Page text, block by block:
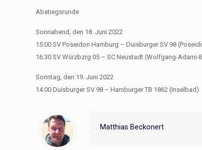
Abstiegsrunde
Sonnabend, den 18. Juni 2022
15:00 SV Poseidon Hamburg – Duisburger SV 98
16:30 SV Würzbzrg 05 – SC Neustadt (Wolfgang-Adami-
Sonntag, den 19. Juni 2022
14:00 Duisburger SV 98 – Hamburger TB 1862 (Inselbad)
Matthias Beckonert